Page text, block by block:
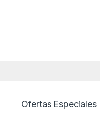
Ofertas Especiales